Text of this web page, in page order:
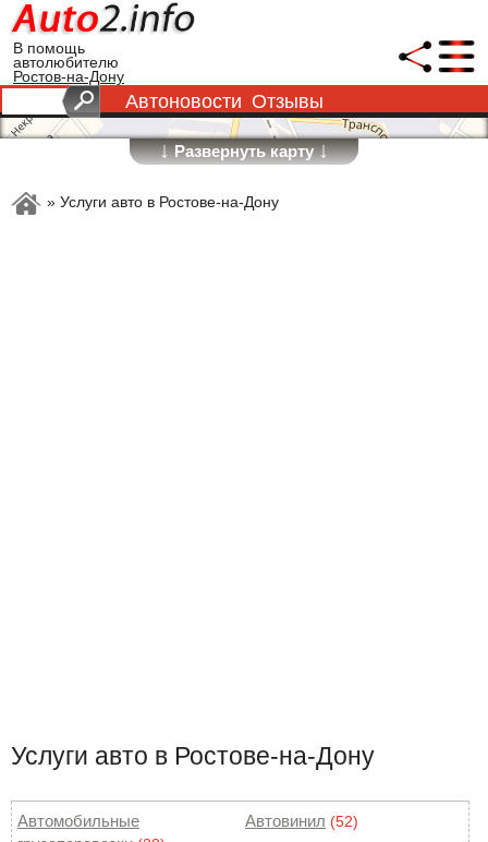
В помощь
автолюбителю
Ростов-на-Дону
Автоновости Отзывы
↓Развернуть карту↓
» Услуги авто в Ростове-на-Дону
Услуги авто в Ростове-на-Дону
Автомобильные
Автовинил (52)